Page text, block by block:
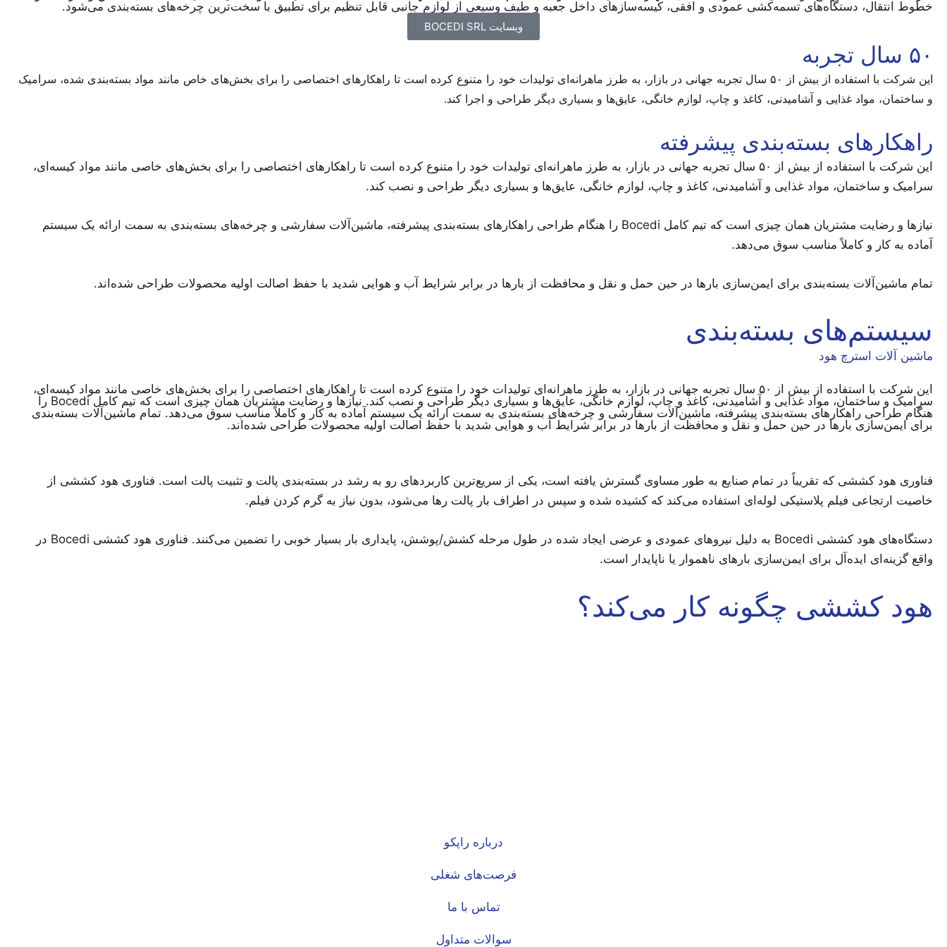
خطوط انتقال، دستگاه‌های تسمه‌کشی عمودی و افقی، کیسه‌سازهای داخل جعبه و طیف وسیعی از لوازم جانبی قابل تنظیم برای تطبیق با سخت‌ترین چرخه‌های بسته‌بندی می‌شود.
وبسایت BOCEDI SRL
۵۰ سال تجربه
این شرکت با استفاده از بیش از ۵۰ سال تجربه جهانی در بازار، به طرز ماهرانه‌ای تولیدات خود را متنوع کرده است تا راهکارهای اختصاصی را برای بخش‌های خاص مانند مواد بسته‌بندی شده، سرامیک
و ساختمان، مواد غذایی و آشامیدنی، کاغذ و چاپ، لوازم خانگی، عایق‌ها و بسیاری دیگر طراحی و اجرا کند.
راهکارهای بسته‌بندی پیشرفته
این شرکت با استفاده از بیش از ۵۰ سال تجربه جهانی در بازار، به طرز ماهرانه‌ای تولیدات خود را متنوع کرده است تا راهکارهای اختصاصی را برای بخش‌های خاصی مانند مواد کیسه‌ای،
سرامیک و ساختمان، مواد غذایی و آشامیدنی، کاغذ و چاپ، لوازم خانگی، عایق‌ها و بسیاری دیگر طراحی و نصب کند.
نیازها و رضایت مشتریان همان چیزی است که تیم کامل Bocedi را هنگام طراحی راهکارهای بسته‌بندی پیشرفته، ماشین‌آلات سفارشی و چرخه‌های بسته‌بندی به سمت ارائه یک سیستم
آماده به کار و کاملاً مناسب سوق می‌دهد.
تمام ماشین‌آلات بسته‌بندی برای ایمن‌سازی بارها در حین حمل و نقل و محافظت از بارها در برابر شرایط آب و هوایی شدید با حفظ اصالت اولیه محصولات طراحی شده‌اند.
سیستم‌های بسته‌بندی
ماشین آلات استرچ هود
این شرکت با استفاده از بیش از ۵۰ سال تجربه جهانی در بازار، به طرز ماهرانه‌ای تولیدات خود را متنوع کرده است تا راهکارهای اختصاصی را برای بخش‌های خاصی مانند مواد کیسه‌ای،
سرامیک و ساختمان، مواد غذایی و آشامیدنی، کاغذ و چاپ، لوازم خانگی، عایق‌ها و بسیاری دیگر طراحی و نصب کند. نیازها و رضایت مشتریان همان چیزی است که تیم کامل Bocedi را
هنگام طراحی راهکارهای بسته‌بندی پیشرفته، ماشین‌آلات سفارشی و چرخه‌های بسته‌بندی به سمت ارائه یک سیستم آماده به کار و کاملاً مناسب سوق می‌دهد. تمام ماشین‌آلات بسته‌بندی
برای ایمن‌سازی بارها در حین حمل و نقل و محافظت از بارها در برابر شرایط آب و هوایی شدید با حفظ اصالت اولیه محصولات طراحی شده‌اند.
فناوری هود کششی که تقریباً در تمام صنایع به طور مساوی گسترش یافته است، یکی از سریع‌ترین کاربردهای رو به رشد در بسته‌بندی پالت و تثبیت پالت است. فناوری هود کششی از
خاصیت ارتجاعی فیلم پلاستیکی لوله‌ای استفاده می‌کند که کشیده شده و سپس در اطراف بار پالت رها می‌شود، بدون نیاز به گرم کردن فیلم.
دستگاه‌های هود کششی Bocedi به دلیل نیروهای عمودی و عرضی ایجاد شده در طول مرحله کشش/پوشش، پایداری بار بسیار خوبی را تضمین می‌کنند. فناوری هود کششی Bocedi در
واقع گزینه‌ای ایده‌آل برای ایمن‌سازی بارهای ناهموار یا ناپایدار است.
هود کششی چگونه کار می‌کند؟
درباره راپکو
فرصت‌های شغلی
تماس با ما
سوالات متداول